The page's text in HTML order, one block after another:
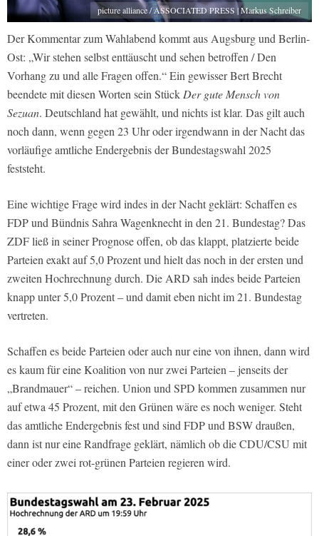
picture alliance / ASSOCIATED PRESS | Markus Schreiber
Der Kommentar zum Wahlabend kommt aus Augsburg und Berlin-
Ost: „Wir stehen selbst enttäuscht und sehen betroffen / Den
Vorhang zu und alle Fragen offen.“ Ein gewisser Bert Brecht
beendete mit diesen Worten sein StückDer gute Mensch von
Sezuan. Deutschland hat gewählt, und nichts ist klar. Das gilt auch
noch dann, wenn gegen 23 Uhr oder irgendwann in der Nacht das
vorläufige amtliche Endergebnis der Bundestagswahl 2025
feststeht.
Eine wichtige Frage wird indes in der Nacht geklärt: Schaffen es
FDP und Bündnis Sahra Wagenknecht in den 21. Bundestag? Das
ZDF ließ in seiner Prognose offen, ob das klappt, platzierte beide
Parteien exakt auf 5,0 Prozent und hielt das noch in der ersten und
zweiten Hochrechnung durch. Die ARD sah indes beide Parteien
knapp unter 5,0 Prozent – und damit eben nicht im 21. Bundestag
vertreten.
Schaffen es beide Parteien oder auch nur eine von ihnen, dann wird
es kaum für eine Koalition von nur zwei Parteien – jenseits der
„Brandmauer“ – reichen. Union und SPD kommen zusammen nur
auf etwa 45 Prozent, mit den Grünen wäre es noch weniger. Steht
das amtliche Endergebnis fest und sind FDP und BSW draußen,
dann ist nur eine Randfrage geklärt, nämlich ob die CDU/CSU mit
einer oder zwei rot-grünen Parteien regieren wird.